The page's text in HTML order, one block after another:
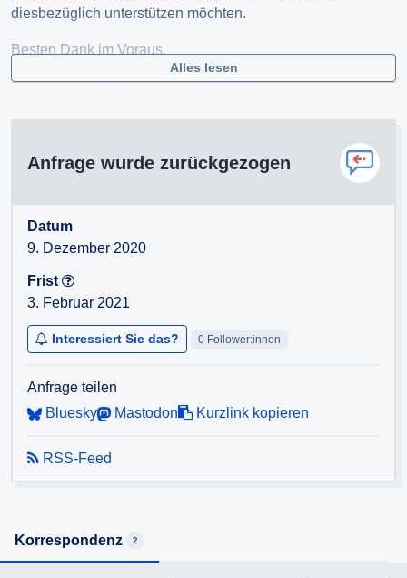
diesbezüglich unterstützen möchten.
Besten Dank im Voraus.
https://www.speisenverteilung.info/cove…
KOCHEN & LOGISTIK GmbH
Fachhandel & Ausstattung
[Partner der BBG Bundesbeschaffung GmbH Wien]
Schutzausrüstung > shop
<< Adresse entfernt >>
Fax. +43 (0)2236-864515-20
www.speisenverteilung.info
Alles lesen
Anfrage wurde zurückgezogen
Datum
9. Dezember 2020
Frist
3. Februar 2021
Interessiert Sie das? 0 Follower:innen
Anfrage teilen
Bluesky
Mastodon Kurzlink kopieren
RSS-Feed
Korrespondenz 2